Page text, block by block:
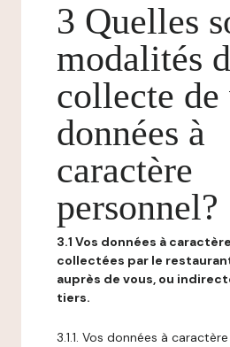
3 Quelles
modalités
collecte de
données à
caractère
personnel?
3.1 Vos données à
collectées par le
auprès de vous, ou
tiers.
3.1.1. Vos données à